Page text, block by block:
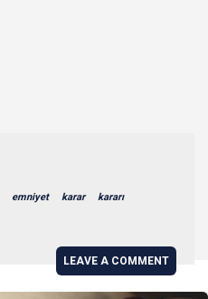
emniyet karar kararı
LEAVE A COMMENT